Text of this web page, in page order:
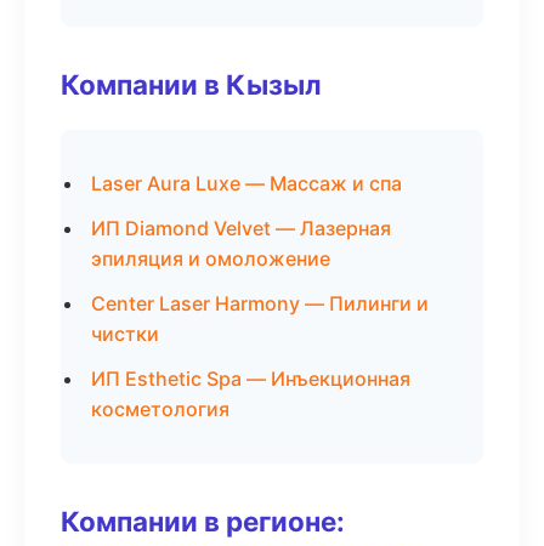
Компании в Кызыл
Laser Aura Luxe — Массаж и спа
ИП Diamond Velvet — Лазерная
эпиляция и омоложение
Center Laser Harmony — Пилинги и
чистки
ИП Esthetic Spa — Инъекционная
косметология
Компании в регионе: